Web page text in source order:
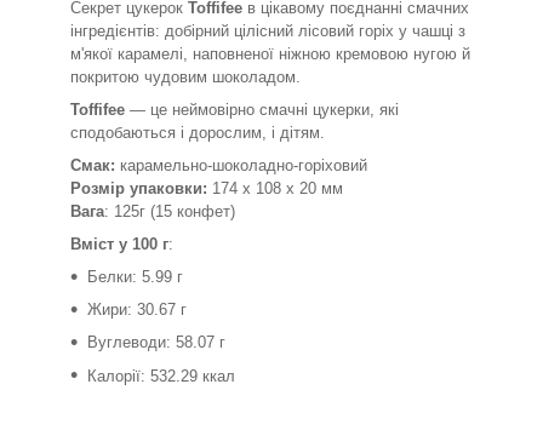
Секрет цукерок Toffifee в цікавому поєднанні смачних
інгредієнтів: добірний цілісний лісовий горіх у чашці з
м'якої карамелі, наповненої ніжною кремовою нугою й
покритою чудовим шоколадом.
Toffifee — це неймовірно смачні цукерки, які
сподобаються і дорослим, і дітям.
Смак: карамельно-шоколадно-горіховий
Розмір упаковки: 174 x 108 x 20 мм
Вага: 125г (15 конфет)
Вміст у 100 г:
Белки: 5.99 г
Жири: 30.67 г
Вуглеводи: 58.07 г
Калорії: 532.29 ккал